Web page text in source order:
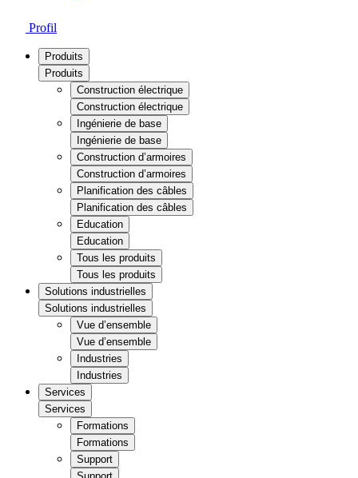
Profil
Produits
Produits
Construction électrique
Construction électrique
Ingénierie de base
Ingénierie de base
Construction d’armoires
Construction d’armoires
Planification des câbles
Planification des câbles
Education
Education
Tous les produits
Tous les produits
Solutions industrielles
Solutions industrielles
Vue d’ensemble
Vue d’ensemble
Industries
Industries
Services
Services
Formations
Formations
Support